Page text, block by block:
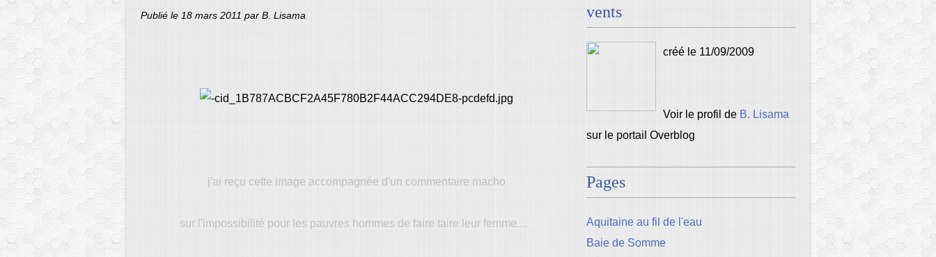
Publié le 18 mars 2011 par B. Lisama
j'ai reçu cette image accompagnée d'un commentaire macho
sur l'impossibilité pour les pauvres hommes de faire taire leur femme....
vents
créé le 11/09/2009
Voir le profil de B. Lisama
sur le portail Overblog
Pages
Aquitaine au fil de l'eau
Baie de Somme